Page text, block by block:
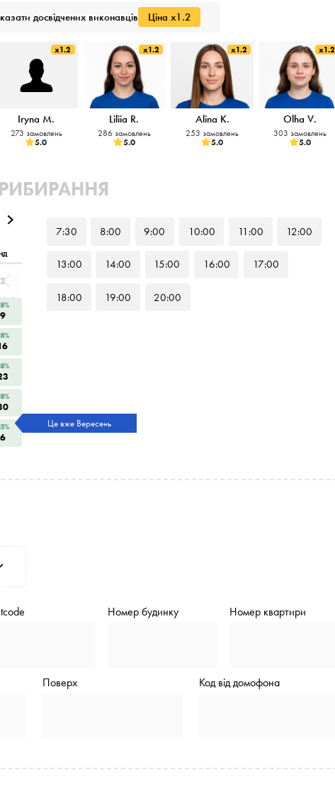
досвідчених виконавців Ціна x1.2
x1.2
Iryna M.
273 замовлень
5.0
x1.2
Liliia R.
286 замовлень
5.0
x1.2
Alina K.
253 замовлень
5.0
x1.2
Olha V.
303 замовлень
5.0
2
9
6
Це вже Вересень
7:30 8:00 9:00 10:00 11 :00 12:00
13:00 14:00 15:00 16:00 17:00
18:00 19:00 20:00
Номер будинку Номер квартири
Поверх Код від домофона